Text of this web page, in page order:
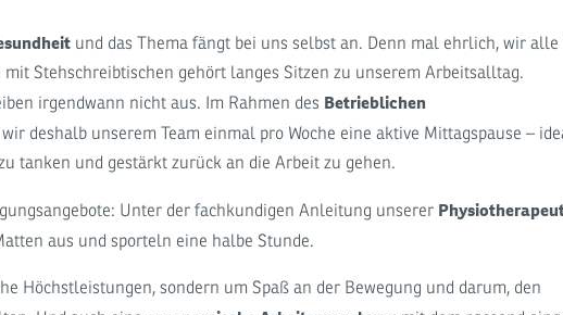
und das Thema fängt bei uns selbst an. Denn mal ehrlich, wir alle
Stehschreibtischen gehört langes Sitzen zu unserem Arbeitsalltag.
irgendwann nicht aus. Im Rahmen des Betrieblichen
deshalb unserem Team einmal pro Woche eine aktive Mittagspause –
tanken und gestärkt zurück an die Arbeit zu gehen.
Unter der fachkundigen Anleitung unserer
aus und sporteln eine halbe Stunde.
Höchstleistungen, sondern um Spaß an der Bewegung und darum, den